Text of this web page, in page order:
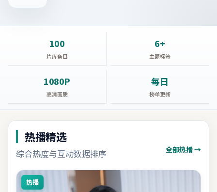
100
片库条目
6+
主题标签
1080P
高清画质
每日
榜单更新
热播精选
综合热度与互动数据排序 全部热播 →
热播